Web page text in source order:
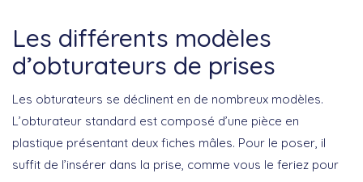
Les différents modèles
d’obturateurs de prises
Les obturateurs se déclinent en de nombreux modèles.
L’obturateur standard est composé d’une pièce en
plastique présentant deux fiches mâles. Pour le poser, il
suffit de l’insérer dans la prise, comme vous le feriez pour